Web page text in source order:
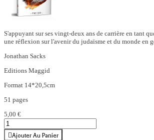
S'appuyant sur ses vingt-deux ans de carrière en tant
une réflexion sur l'avenir du judaïsme et du monde en
Jonathan Sacks
Editions Maggid
Format 14*20,5cm
51 pages
5,00 €
Ajouter Au Panier